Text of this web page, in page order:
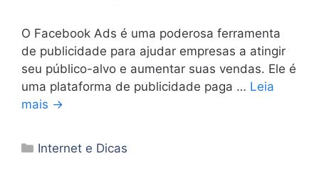
O Facebook Ads é uma poderosa ferramenta
de publicidade para ajudar empresas a atingir
seu público-alvo e aumentar suas vendas. Ele é
uma plataforma de publicidade paga … Leia
mais →
Categorias
Internet e Dicas